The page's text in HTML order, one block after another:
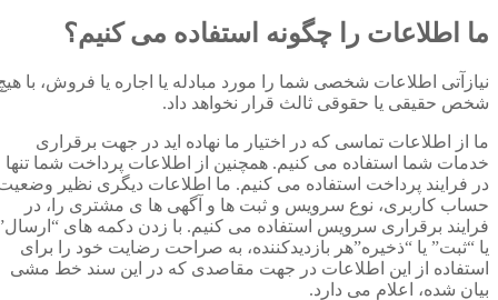
ما اطلاعات را چگونه استفاده می کنیم؟
نیازآتی اطلاعات شخصی شما را مورد مبادله یا اجاره یا فروش، با هیچ
شخص حقیقی یا حقوقی ثالث قرار نخواهد داد.
ما از اطلاعات تماسی که در اختیار ما نهاده اید در جهت برقراری
خدمات شما استفاده می کنیم. همچنین از اطلاعات پرداخت شما تنها
در فرایند پرداخت استفاده می کنیم. ما اطلاعات دیگری نظیر وضعیت
حساب کاربری، نوع سرویس و ثبت ها و آگهی ها ی مشتری را، در
فرایند برقراری سرویس استفاده می کنیم. با زدن دکمه های “ارسال”
یا “ثبت” یا “ذخیره”هر بازدیدکننده، به صراحت رضایت خود را برای
استفاده از این اطلاعات در جهت مقاصدی که در این سند خط مشی
بیان شده، اعلام می دارد.